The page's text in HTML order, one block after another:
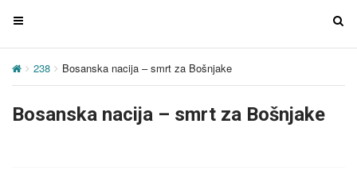
T
g
e
T
238 Bosanska nacija – smrt za Bošnjake
Bosanska nacija – smrt za Bošnjake